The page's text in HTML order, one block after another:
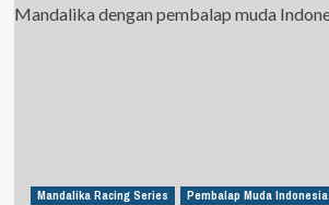
Mandalika Racing Series
Pembalap Muda Indonesia